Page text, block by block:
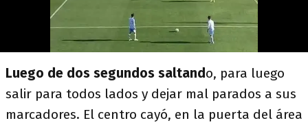
Luego de dos segundos saltando, para luego
salir para todos lados y dejar mal parados a sus
marcadores. El centro cayó, en la puerta del área